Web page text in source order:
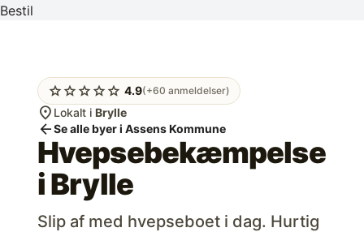
Bestil
starstarstarstarstar 4.9(+60 anmeldelser)
location_on Lokalt i Brylle
arrow_backSe alle byer i Assens Kommune
Hvepsebekæmpelse
iBrylle
Slip af med hvepseboet i dag. Hurtig